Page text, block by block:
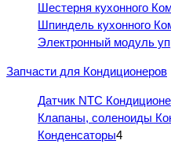
Шестерня кухонного
Шпиндель кухонного
Электронный модуль
Запчасти для Кондиционеров
Датчик NTC
Клапаны, соленоиды
Конденсаторы4